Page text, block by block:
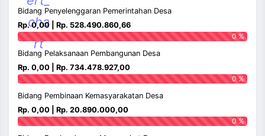
cha
rt
Bidang Penyelenggaran Pemerintahan Desa
Rp. 0,00 | Rp. 528.490.860,66
0 %
Bidang Pelaksanaan Pembangunan Desa
Rp. 0,00 | Rp. 734.478.927,00
0 %
Bidang Pembinaan Kemasyarakatan Desa
Rp. 0,00 | Rp. 20.890.000,00
0 %